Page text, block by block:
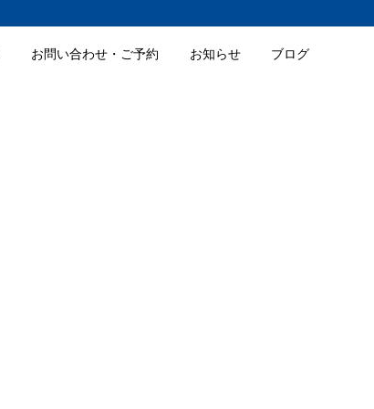
お問い合わせ・ご予約 お知らせ ブログ